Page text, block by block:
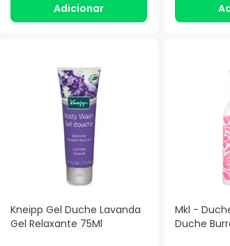
Adicionar
Kneipp Gel Duche Lavanda
Gel Relaxante 75Ml
Mkl -
Duche